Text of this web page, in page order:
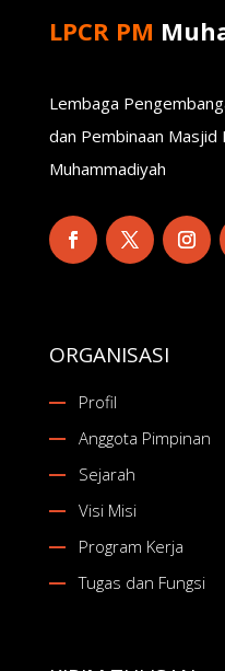
LPCR PM
Lembaga
dan Pembinaan Masjid
Muhammadiyah
ORGANISASI
Profil
Anggota Pimpinan
Sejarah
Visi Misi
Program Kerja
Tugas dan Fungsi